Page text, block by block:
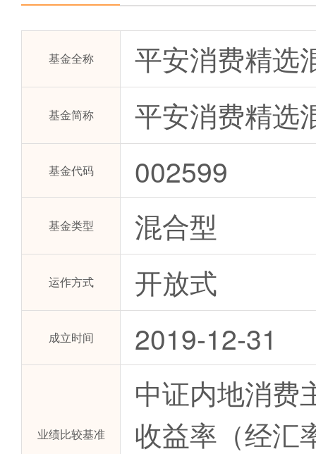
基金全称 平安消费精选
基金简称 平安消费精选
基金代码 002599
基金类型 混合型
运作方式 开放式
成立时间 2019-12-31
业绩比较基准
中证内地消费
收益率（经汇